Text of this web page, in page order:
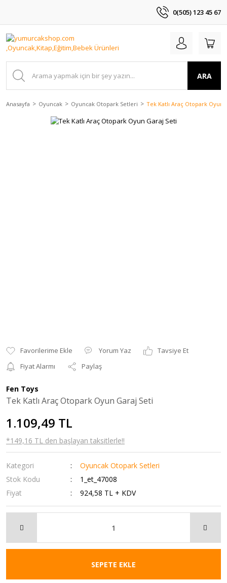
0(505) 123 45 67
ARA
Anasayfa Oyuncak Oyuncak Otopark Setleri Tek Katlı Araç Otopark Oyun
Yorum Yaz
Tavsiye Et
Fiyat Alarmı
Paylaş
Fen Toys
Tek Katlı Araç Otopark Oyun Garaj Seti
1.109,49 TL
*149,16 TL den başlayan taksitlerle!!
Kategori
Oyuncak Otopark Setleri
Stok Kodu
1_et_47008
Fiyat
924,58 TL + KDV
SEPETE EKLE